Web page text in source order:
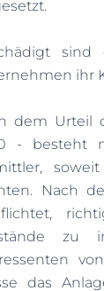
ihr
dem Urteil
- besteht
Nach
zu
das